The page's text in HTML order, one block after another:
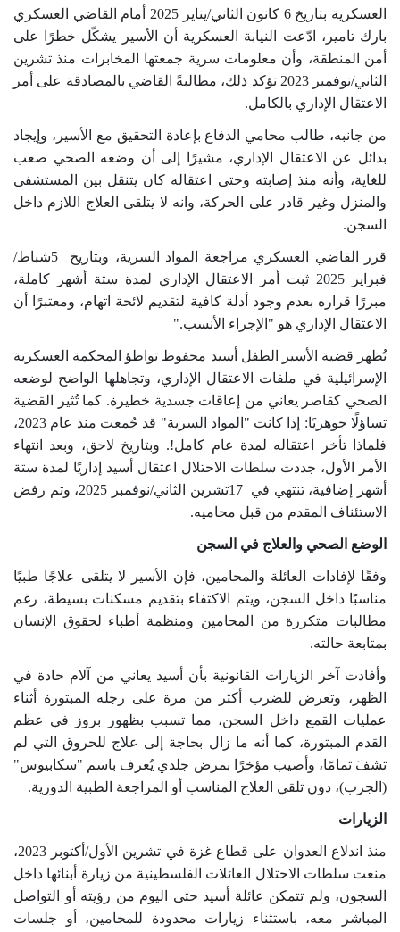
العسكرية بتاريخ 6
كانون الثاني/يناير 2025 أمام القاضي العسكري
بارك تامير، ادّعت النيابة العسكرية أن الأسير يشكّل خطرًا على
أمن المنطقة، وأن معلومات سرية جمعتها المخابرات منذ تشرين
الثاني/نوفمبر 2023 تؤكد ذلك، مطالبةً القاضي بالمصادقة على أمر
الاعتقال الإداري بالكامل.
من جانبه، طالب محامي الدفاع بإعادة التحقيق مع الأسير، وإيجاد
بدائل عن الاعتقال الإداري، مشيرًا إلى أن وضعه الصحي صعب
للغاية، وأنه منذ إصابته وحتى اعتقاله كان يتنقل بين المستشفى
والمنزل وغير قادر على الحركة، وانه لا يتلقى العلاج اللازم داخل
السجن.
قرر القاضي العسكري مراجعة المواد السرية، وبتاريخ 5شباط/
فبراير 2025 ثبت أمر الاعتقال الإداري لمدة ستة أشهر كاملة،
مبررًا قراره بعدم وجود أدلة كافية لتقديم لائحة اتهام، ومعتبرًا أن
الاعتقال الإداري هو "الإجراء الأنسب".
تُظهر قضية الأسير الطفل أسيد محفوظ تواطؤ المحكمة العسكرية
الإسرائيلية في ملفات الاعتقال الإداري، وتجاهلها الواضح لوضعه
الصحي كقاصر يعاني من إعاقات جسدية خطيرة. كما تُثير القضية
تساؤلًا جوهريًا: إذا كانت "المواد السرية" قد جُمعت منذ عام 2023،
فلماذا تأخر اعتقاله لمدة عام كامل!. وبتاريخ لاحق، وبعد انتهاء
الأمر الأول، جددت سلطات الاحتلال اعتقال أسيد إداريًا لمدة ستة
أشهر إضافية، تنتهي في 17
تشرين الثاني/نوفمبر 2025، وتم رفض
الاستئناف المقدم من قبل محاميه.
الوضع الصحي والعلاج في السجن
وفقًا لإفادات العائلة والمحامين، فإن الأسير لا يتلقى علاجًا طبيًا
مناسبًا داخل السجن، ويتم الاكتفاء بتقديم مسكنات بسيطة، رغم
مطالبات متكررة من المحامين ومنظمة أطباء لحقوق الإنسان
بمتابعة حالته.
وأفادت آخر الزيارات القانونية بأن أسيد يعاني من آلام حادة في
الظهر، وتعرض للضرب أكثر من مرة على رجله المبتورة أثناء
عمليات القمع داخل السجن، مما تسبب بظهور بروز في عظم
القدم المبتورة، كما أنه ما زال بحاجة إلى علاج للحروق التي لم
تشفَ تمامًا، وأصيب مؤخرًا بمرض جلدي يُعرف باسم "سكابيوس"
(الجرب)، دون تلقي العلاج المناسب أو المراجعة الطبية الدورية.
الزيارات
منذ اندلاع العدوان على قطاع غزة في تشرين الأول/أكتوبر 2023،
منعت سلطات الاحتلال العائلات الفلسطينية من زيارة أبنائها داخل
السجون، ولم تتمكن عائلة أسيد حتى اليوم من رؤيته أو التواصل
المباشر معه، باستثناء زيارات محدودة للمحامين، أو جلسات